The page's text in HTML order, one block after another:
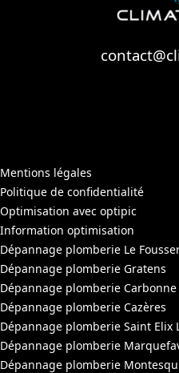
Mentions légales
Politique de confidentialité
Optimisation avec optipic
Information optimisation
Dépannage plomberie Le
Dépannage plomberie Gratens
Dépannage plomberie Carbonne
Dépannage plomberie Cazères
Dépannage plomberie Saint Elix
Dépannage plomberie
Dépannage plomberie